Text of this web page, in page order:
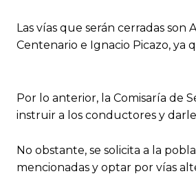
Las vías que serán cerradas
Centenario e Ignacio Picazo, ya
Por lo anterior, la Comisaría de
instruir a los conductores y
No obstante, se solicita a la
mencionadas y optar por vías